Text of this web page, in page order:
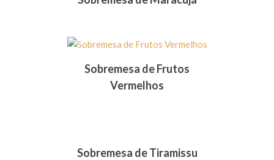
Sobremesa de Frutos
Vermelhos
Sobremesa de Tiramissu